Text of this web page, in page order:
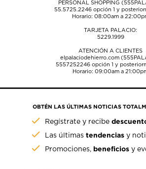
PERSONAL SHOPPING
55.5725.2246opción 1 y
Horario: 08:00am a
TARJETA PALACIO:
5229.1999
ATENCIÓN A CLIENTES
elpalaciodehierro.com
5557252246opción 1 y
Horario: 09:00am a
OBTÉN LAS ÚLTIMAS NOTICIAS
Regístrate y recibe
Las últimastendencias y
Promociones, beneficios y